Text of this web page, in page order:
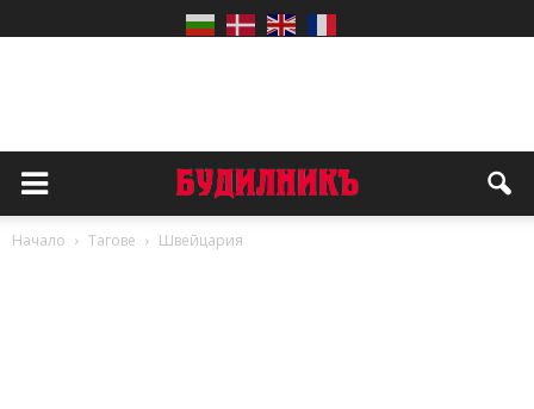
Начало Тагове Швейцария